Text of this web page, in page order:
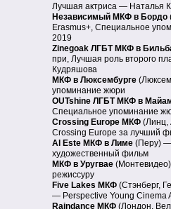
Лучшая актриса — Наталья
Независимый МКФ в Бордо
Erasmus+, Специальное
2019
Zinegoak ЛГБТ МКФ в
при, Лучшая роль второго
Кудряшова
МКФ в Люксембурге
упоминание жюри
OUTshine ЛГБТ МКФ в
Специальное упоминание
Crossing Europe МКФ (Линц,
Crossing Europe за лучший
Al Este МКФ в Лиме (Перу)
художественный фильм
МКФ в Уругвае (Монтевидео)
режиссуру
Five Lakes МКФ (Стэнберг,
— Perspective Young Cinema
Raindance МКФ (Лондон,